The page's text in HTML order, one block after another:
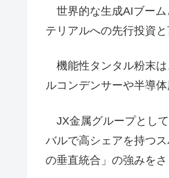
世界的な生成AIブーム
テリアルへの先行投資と
機能性タンタル粉末は
ルコンデンサーや半導
JX金属グループとし
バルで高シェアを持つ
の垂直統合」の強みを